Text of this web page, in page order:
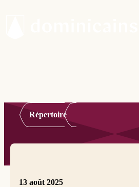
Répertoire
13 août 2025